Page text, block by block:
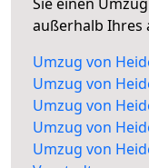
außerhalb Ihres
Umzug von
Umzug von
Umzug von
Umzug von
Umzug von